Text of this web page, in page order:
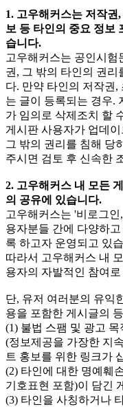
1. 고우해커스는 저작권
보 등 타인의 중요 정보
습니다.
고우해커스는 공인시
권, 그 밖의 타인의 권리
다. 만약 타인의 저작권
는 글이 등록되는 경우.
가 임의로 삭제조치 할
게시판 사용자가 업데
그 밖의 권리를 침해 당
주시면 검토 후 신속한
2. 고우해커스 내 모든
의 공유에 있습니다.
고우해커스는 '비로그
용자분들 간에 다양하
록 하고자 운영되고 있
따라서 고우해커스 내
용자의 자발적인 참여
단, 유저 여러분의 유익
용을 포함한 게시글의
(1) 불법 스팸 및 광고
(정보제공을 가장한 지
트 홍보를 위한 링크가
(2) 타인에 대한 명예훼
기호표현 포함)이 담긴
(3) 타인을 사칭하거나